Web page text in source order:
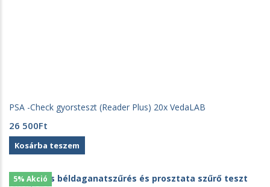
PSA -Check gyorsteszt (Reader Plus) 20x VedaLAB
26 500Ft
Kosárba teszem
5% Akció